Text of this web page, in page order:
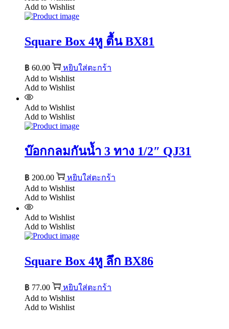
Add to Wishlist
Square Box 4หู ตื้น BX81
฿ 60.00
หยิบใส่ตะกร้า
Add to Wishlist
Add to Wishlist
Add to Wishlist
Add to Wishlist
บ๊อกกลมกันน้ำ 3 ทาง 1/2″ QJ31
฿ 200.00
หยิบใส่ตะกร้า
Add to Wishlist
Add to Wishlist
Add to Wishlist
Add to Wishlist
Square Box 4หู ลึก BX86
฿ 77.00
หยิบใส่ตะกร้า
Add to Wishlist
Add to Wishlist